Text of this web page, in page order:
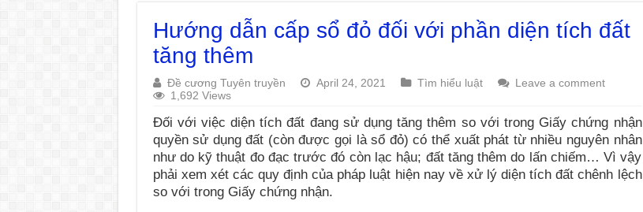
Hướng dẫn cấp sổ đỏ đối với phần diện tích đất
tăng thêm
Đề cương Tuyên truyền April 24, 2021 Tìm hiểu luật
Leave a comment
1,692 Views
Đối với việc diện tích đất đang sử dụng tăng thêm so với trong Giấy chứng nhận
quyền sử dụng đất (còn được gọi là sổ đỏ) có thể xuất phát từ nhiều nguyên nhân
như do kỹ thuật đo đạc trước đó còn lạc hậu; đất tăng thêm do lấn chiếm… Vì vậy
phải xem xét các quy định của pháp luật hiện nay về xử lý diện tích đất chênh lệch
so với trong Giấy chứng nhận.